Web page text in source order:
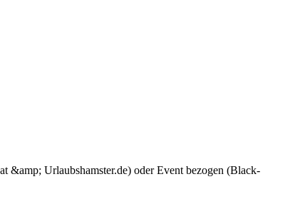
&amp; Urlaubshamster.de) oder Event bezogen (Black-